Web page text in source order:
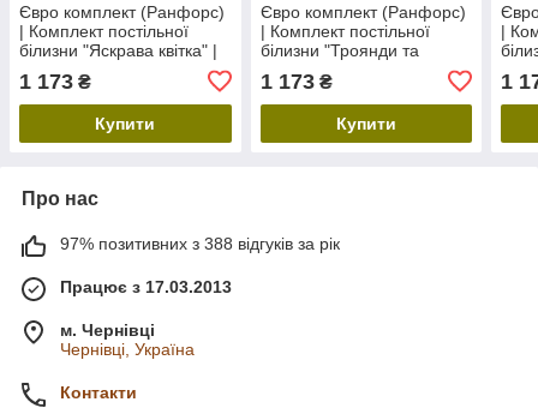
Євро комплект (Ранфорс)
| Комплект постільної
білизни "Яскрава квітка" |
Простирадло 237х217 см
1 173 ₴
Купити
Євро комплект (Ранфорс)
| Комплект постільної
білизни "Троянди та
237х217 см
1 173₴
Купити
|
1
Про нас
97% позитивних з 388 відгуків за рік
Працює з 17.03.2013
м. Чернівці
Чернівці, Україна
Контакти